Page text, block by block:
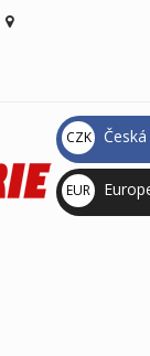
CZK
Kč
EUR
€